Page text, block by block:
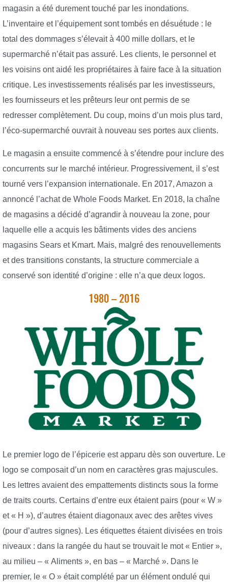
magasin a été durement touché par les inondations.
L’inventaire et l’équipement sont tombés en désuétude : le
total des dommages s’élevait à 400 mille dollars, et le
supermarché n’était pas assuré. Les clients, le personnel et
les voisins ont aidé les propriétaires à faire face à la situation
critique. Les investissements réalisés par les investisseurs,
les fournisseurs et les prêteurs leur ont permis de se
redresser complètement. Du coup, moins d’un mois plus tard,
l’éco-supermarché ouvrait à nouveau ses portes aux clients.
Le magasin a ensuite commencé à s’étendre pour inclure des
concurrents sur le marché intérieur. Progressivement, il s’est
tourné vers l’expansion internationale. En 2017, Amazon a
annoncé l’achat de Whole Foods Market. En 2018, la chaîne
de magasins a décidé d’agrandir à nouveau la zone, pour
laquelle elle a acquis les bâtiments vides des anciens
magasins Sears et Kmart. Mais, malgré des renouvellements
et des transitions constants, la structure commerciale a
conservé son identité d’origine : elle n’a que deux logos.
1980 – 2016
Le premier logo de l’épicerie est apparu dès son ouverture. Le
logo se composait d’un nom en caractères gras majuscules.
Les lettres avaient des empattements distincts sous la forme
de traits courts. Certains d’entre eux étaient pairs (pour « W »
et « H »), d’autres étaient diagonaux avec des arêtes vives
(pour d’autres signes). Les étiquettes étaient divisées en trois
niveaux : dans la rangée du haut se trouvait le mot « Entier »,
au milieu – « Aliments », en bas – « Marché ». Dans le
premier, le « O » était complété par un élément ondulé qui